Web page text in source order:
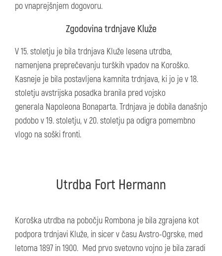
po vnaprejšnjem dogovoru.
Zgodovina trdnjave Kluže
V 15. stoletju je bila trdnjava Kluže lesena utrdba,
namenjena preprečevanju turških vpadov na Koroško.
Kasneje je bila postavljena kamnita trdnjava, ki jo je v 18.
stoletju avstrijska posadka branila pred vojsko
generala Napoleona Bonaparta. Trdnjava je dobila današnjo
podobo v 19. stoletju, v 20. stoletju pa odigra pomembno
vlogo na soški fronti.
Utrdba Fort Hermann
Koroška utrdba na pobočju Rombona je bila zgrajena kot
podpora trdnjavi Kluže, in sicer v času Avstro-Ogrske, med
letoma 1897 in 1900. Med prvo svetovno vojno je bila zaradi